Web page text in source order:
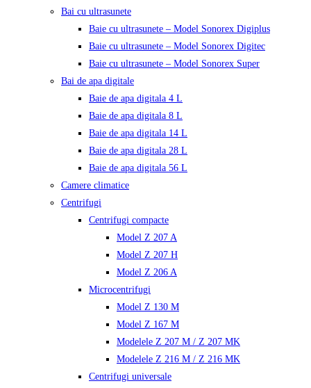
Bai cu ultrasunete
Baie cu ultrasunete – Model Sonorex Digiplus
Baie cu ultrasunete – Model Sonorex Digitec
Baie cu ultrasunete – Model Sonorex Super
Bai de apa digitale
Baie de apa digitala 4 L
Baie de apa digitala 8 L
Baie de apa digitala 14 L
Baie de apa digitala 28 L
Baie de apa digitala 56 L
Camere climatice
Centrifugi
Centrifugi compacte
Model Z 207 A
Model Z 207 H
Model Z 206 A
Microcentrifugi
Model Z 130 M
Model Z 167 M
Modelele Z 207 M / Z 207 MK
Modelele Z 216 M / Z 216 MK
Centrifugi universale